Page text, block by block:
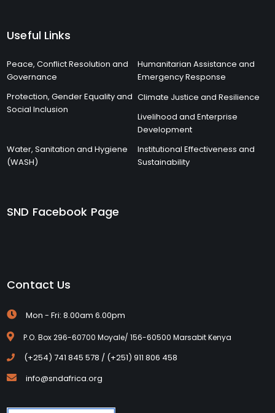
Useful Links
Peace, Conflict Resolution and
Governance
Humanitarian Assistance and
Emergency Response
Protection, Gender Equality and
Social Inclusion
Climate Justice and Resilience
Livelihood and Enterprise
Development
Water, Sanitation and Hygiene
(WASH)
Institutional Effectiveness and
Sustainability
SND Facebook Page
Contact Us
Mon - Fri: 8.00am 6.00pm
P.O. Box 296-60700 Moyale/ 156-60500 Marsabit Kenya
(+254) 741 845 578 / (+251) 911 806 458
info@sndafrica.org